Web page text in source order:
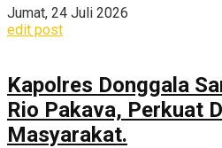
Jumat, 24 Juli 2026
edit post
Kapolres Donggala
Rio Pakava, Perkuat
Masyarakat.